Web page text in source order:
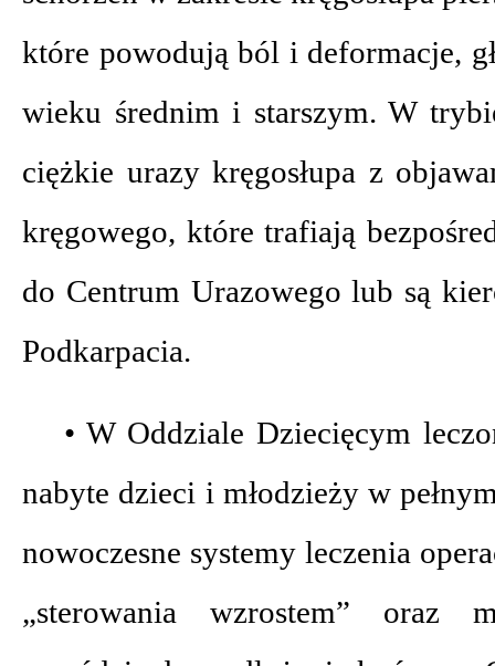
które powodują ból i deformacje,
wieku średnim i starszym. W
ciężkie urazy kręgosłupa z
kręgowego, które trafiają
do Centrum Urazowego lub są
Podkarpacia.
• W Oddziale Dziecięcym
nabyte dzieci i młodzieży w
nowoczesne systemy leczenia
„sterowania wzrostem” oraz